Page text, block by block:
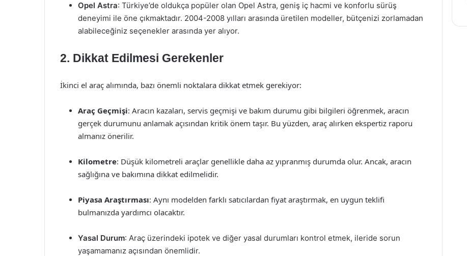
Opel Astra: Türkiye’de oldukça popüler olan Opel Astra, geniş iç hacmi ve konforlu sürüş
deneyimi ile öne çıkmaktadır. 2004-2008 yılları arasında üretilen modeller, bütçenizi zorlamadan
alabileceğiniz seçenekler arasında yer alıyor.
2. Dikkat Edilmesi Gerekenler
İkinci el araç alımında, bazı önemli noktalara dikkat etmek gerekiyor:
Araç Geçmişi: Aracın kazaları, servis geçmişi ve bakım durumu gibi bilgileri öğrenmek, aracın
gerçek durumunu anlamak açısından kritik önem taşır. Bu yüzden, araç alırken ekspertiz raporu
almanız önerilir.
Kilometre: Düşük kilometreli araçlar genellikle daha az yıpranmış durumda olur. Ancak, aracın
sağlığına ve bakımına dikkat edilmelidir.
Piyasa Araştırması: Aynı modelden farklı satıcılardan fiyat araştırmak, en uygun teklifi
bulmanızda yardımcı olacaktır.
Yasal Durum: Araç üzerindeki ipotek ve diğer yasal durumları kontrol etmek, ileride sorun
yaşamamanız açısından önemlidir.